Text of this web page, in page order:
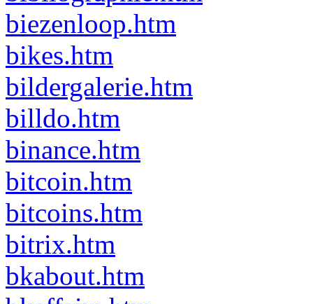
biezenloop.htm
bikes.htm
bildergalerie.htm
billdo.htm
binance.htm
bitcoin.htm
bitcoins.htm
bitrix.htm
bkabout.htm